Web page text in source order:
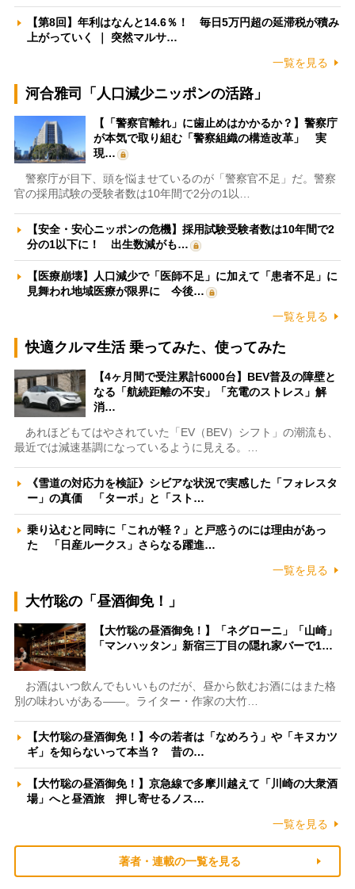
【第8回】年利はなんと14.6％！ 毎日5万円超の延滞税が積み
上がっていく ｜ 突然マルサ…
一覧を見る
河合雅司「人口減少ニッポンの活路」
【「警察官離れ」に歯止めはかかるか？】警察庁
が本気で取り組む「警察組織の構造改革」 実
現…
警察庁が目下、頭を悩ませているのが「警察官不足」だ。警察
官の採用試験の受験者数は10年間で2分の1以…
【安全・安心ニッポンの危機】採用試験受験者数は10年間で2
分の1以下に！ 出生数減がも…
【医療崩壊】人口減少で「医師不足」に加えて「患者不足」に
見舞われ地域医療が限界に 今後…
一覧を見る
快適クルマ生活 乗ってみた、使ってみた
【4ヶ月間で受注累計6000台】BEV普及の障壁と
なる「航続距離の不安」「充電のストレス」解
消…
あれほどもてはやされていた「EV（BEV）シフト」の潮流も、
最近では減速基調になっているように見える。…
《雪道の対応力を検証》シビアな状況で実感した「フォレスタ
ー」の真価 「ターボ」と「スト…
乗り込むと同時に「これが軽？」と戸惑うのには理由があっ
た 「日産ルークス」さらなる躍進…
一覧を見る
大竹聡の「昼酒御免！」
【大竹聡の昼酒御免！】「ネグローニ」「山崎」
「マンハッタン」新宿三丁目の隠れ家バーで1…
お酒はいつ飲んでもいいものだが、昼から飲むお酒にはまた格
別の味わいがある――。ライター・作家の大竹…
【大竹聡の昼酒御免！】今の若者は「なめろう」や「キヌカツ
ギ」を知らないって本当？ 昔の…
【大竹聡の昼酒御免！】京急線で多摩川越えて「川崎の大衆酒
場」へと昼酒旅 押し寄せるノス…
一覧を見る
著者・連載の一覧を見る